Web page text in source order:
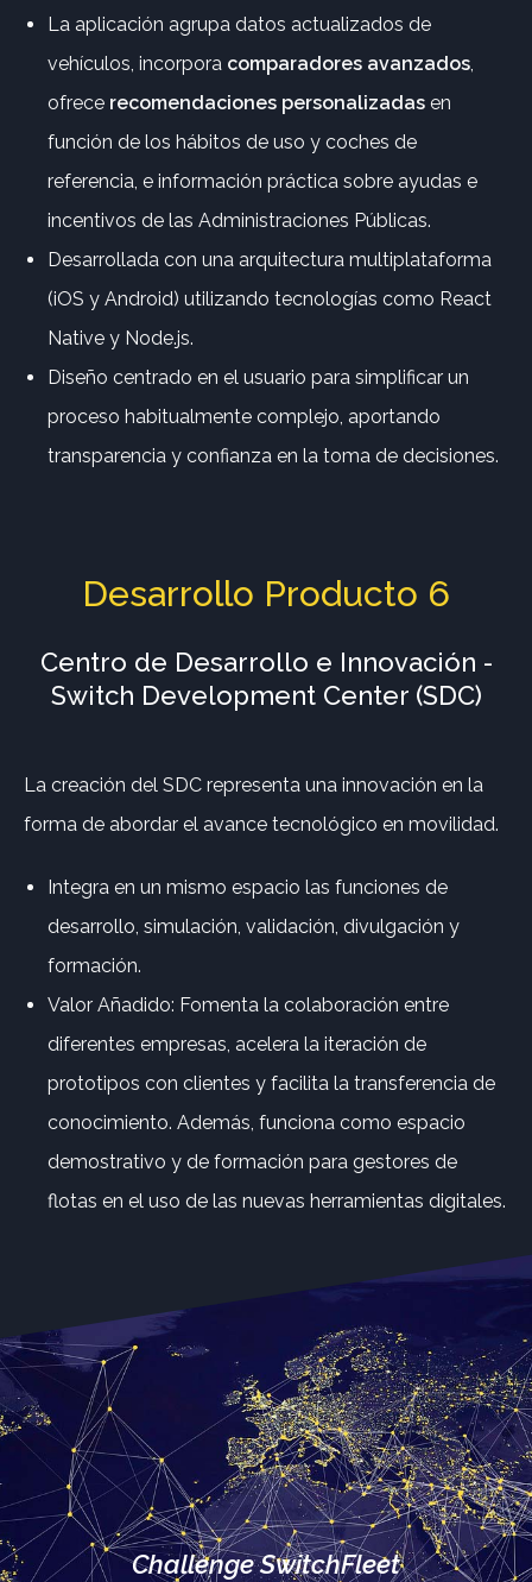
La aplicación agrupa datos actualizados de
vehículos, incorpora comparadores avanzados,
ofrece recomendaciones personalizadas en
función de los hábitos de uso y coches de
referencia, e información práctica sobre ayudas e
incentivos de las Administraciones Públicas.
Desarrollada con una arquitectura multiplataforma
(iOS y Android) utilizando tecnologías como React
Native y Node.js.
Diseño centrado en el usuario para simplificar un
proceso habitualmente complejo, aportando
transparencia y confianza en la toma de decisiones.
Desarrollo Producto 6
Centro de Desarrollo e Innovación -
Switch Development Center (SDC)
La creación del SDC representa una innovación en la
forma de abordar el avance tecnológico en movilidad.
Integra en un mismo espacio las funciones de
desarrollo, simulación, validación, divulgación y
formación.
Valor Añadido: Fomenta la colaboración entre
diferentes empresas, acelera la iteración de
prototipos con clientes y facilita la transferencia de
conocimiento. Además, funciona como espacio
demostrativo y de formación para gestores de
flotas en el uso de las nuevas herramientas digitales.
Challenge SwitchFleet